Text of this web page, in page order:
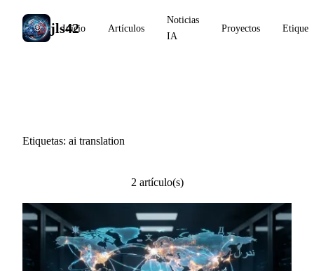
jls42
Inicio Artículos
Noticias
IA
Proyectos
Etiquetas: ai translation
2 artículo(s)